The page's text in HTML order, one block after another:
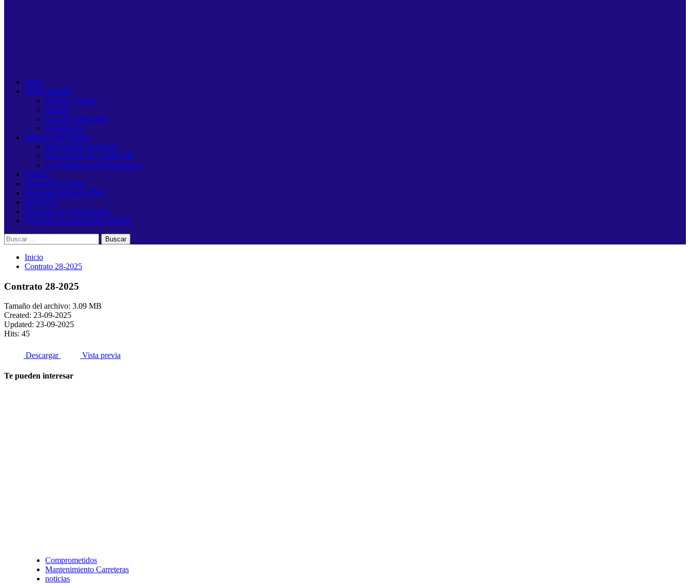
Inicio
Municipalidad
Misión y Visión
Alcalde
Concejo Municipal
Comisiones
Información Pública
Información de Oficio
Información del COMUDE
Ley Orgánica del Presupuesto
Historia
Geografía y Clima
Consulta de Multas PMT
SINACIG
Licencias de Construcción
Solicitud de Información Pública
Buscar:
Inicio
Contrato 28-2025
Contrato 28-2025
Tamaño del archivo: 3.09 MB
Created: 23-09-2025
Updated: 23-09-2025
Hits: 45
Descargar Vista previa
Te pueden interesar
Comprometidos
Mantenimiento Carreteras
noticias